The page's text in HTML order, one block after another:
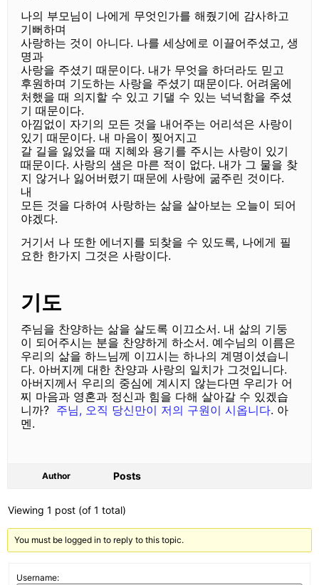
나의 부모님이 나에게 무엇인가를 해줬기에 감사하고
기뻐하며
사랑하는 것이 아니다. 나를 세상에로 이끌어주셨고, 생
명과
사랑을 주셨기 때문이다. 내가 무엇을 하더라도 믿고
후원하며 기도하는 사랑을 주셨기 때문이다. 어려움에
처했을 때 의지할 수 있고 기댈 수 있는 넉넉함을 주셨
기 때문이다.
아낌없이 자기의 모든 것을 내어주는 어리석은 사랑이
있기 때문이다. 내 마음이 찢어지고
갈 길을 잃었을 때 지혜와 용기를 주시는 사랑이 있기
때문이다. 사랑의 샘은 마른 적이 없다. 내가 그 물을 찾
지 않거나 잃어버렸기 때문에 사랑에 굶주린 것이다.
내
모든 것을 다하여 사랑하는 삶을 살아보는 오늘이 되어
야겠다.
거기서 나 또한 에너지를 되찾을 수 있도록, 나에게 필
요한 한가지 그것은 사랑이다.
기도
주님을 찬양하는 삶을 살도록 이끄소서. 내 삶의 기둥
이 되어주시는 분을 찬양하게 하소서. 예수님의 이름은
우리의 삶을 하느님께 이끄시는 하나의 계명이셨습니
다. 아버지께 대한 찬양과 사랑의 일치가 그것입니다.
아버지께서 우리의 중심에 계시지 않는다면 우리가 어
찌 마음과 영혼과 정신과 힘을 다해 살아갈 수 있겠습
니까? 주님, 오직 당신만이 저의 구원이 시옵니다. 아
멘.
Author Posts
Viewing 1 post (of 1 total)
You must be logged in to reply to this topic.
Username: